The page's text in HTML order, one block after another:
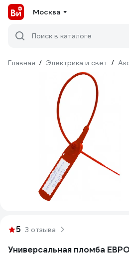
Москва
Поиск в каталоге
Главная / Электрика и свет /
5 3 отзыва
Универсальная пломба